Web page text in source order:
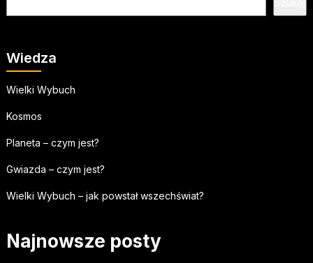
Wiedza
Wielki Wybuch
Kosmos
Planeta – czym jest?
Gwiazda – czym jest?
Wielki Wybuch – jak powstał wszechświat?
Najnowsze posty